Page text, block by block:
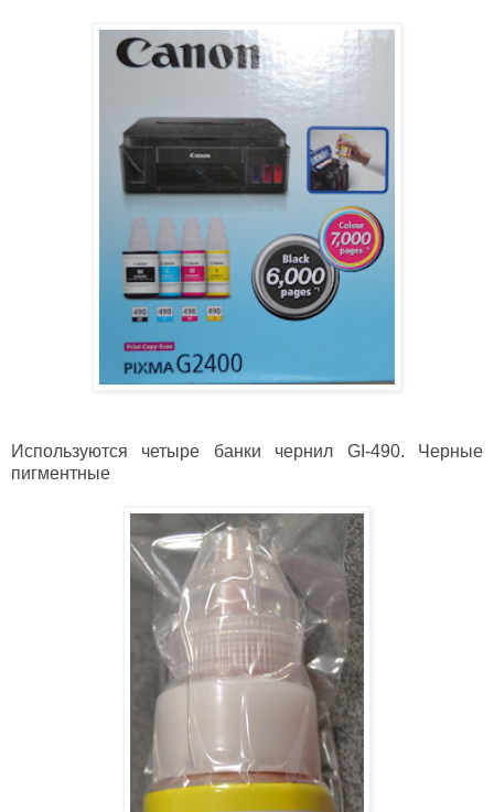
Используются четыре банки чернил GI-490. Черные
пигментные